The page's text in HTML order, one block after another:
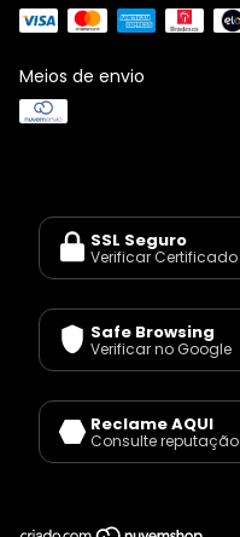
Meios de envio
SSL Seguro
Verificar Certificado
Safe Browsing
Verificar no Google
Reclame AQUI
Consulte reputação